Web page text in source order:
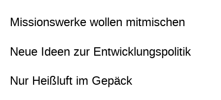
Missionswerke wollen mitmischen
Neue Ideen zur Entwicklungspolitik
Nur Heißluft im Gepäck